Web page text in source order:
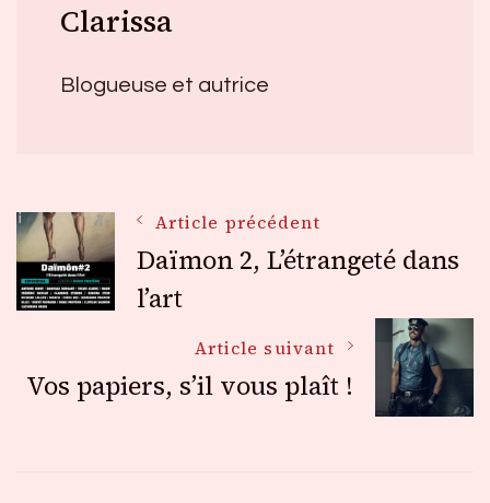
Clarissa
Blogueuse et autrice
Navigation
des
articles
Article précédent
Daïmon 2, L’étrangeté dans
l’art
Article suivant
Vos papiers, s’il vous plaît !